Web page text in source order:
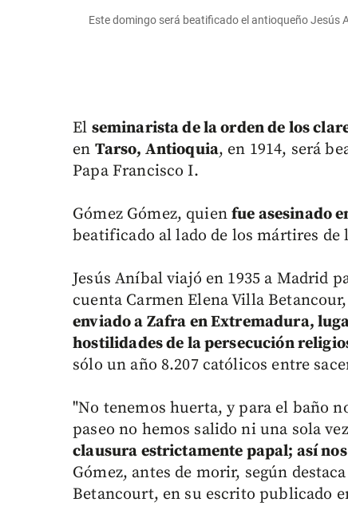
Este domingo será beatificado el antioqueño Jesús
El seminarista de la orden de los
en Tarso, Antioquia, en 1914, será
Papa Francisco I.
Gómez Gómez, quienfue asesinado
beatificado al lado de los mártires
Jesús Aníbal viajó en 1935 a Madrid
cuenta Carmen Elena Villa
enviado a Zafra en Extremadura,
hostilidades de la persecución
sólo un año 8.207 católicos entre
"No tenemos huerta, y para el baño
paseo no hemos salido ni una sola
clausura estrictamente papal; así
Gómez, antes de morir, según
Betancourt, en su escrito publicado